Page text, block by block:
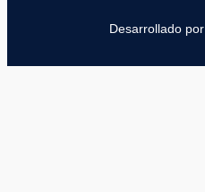
Desarrollado por